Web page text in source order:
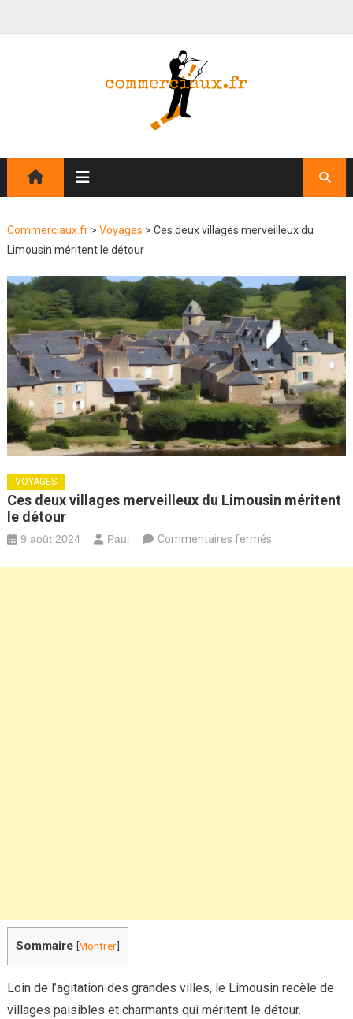
Commerciaux.fr> Voyages > Ces deux villages merveilleux du
Limousin méritent le détour
VOYAGES
Ces deux villages merveilleux du Limousin méritent
le détour
9 août 2024 Paul Commentaires ferméssur
Sommaire [Montrer]
Loin de l’agitation des grandes villes, le Limousin recèle de
villages paisibles et charmants qui méritent le détour.